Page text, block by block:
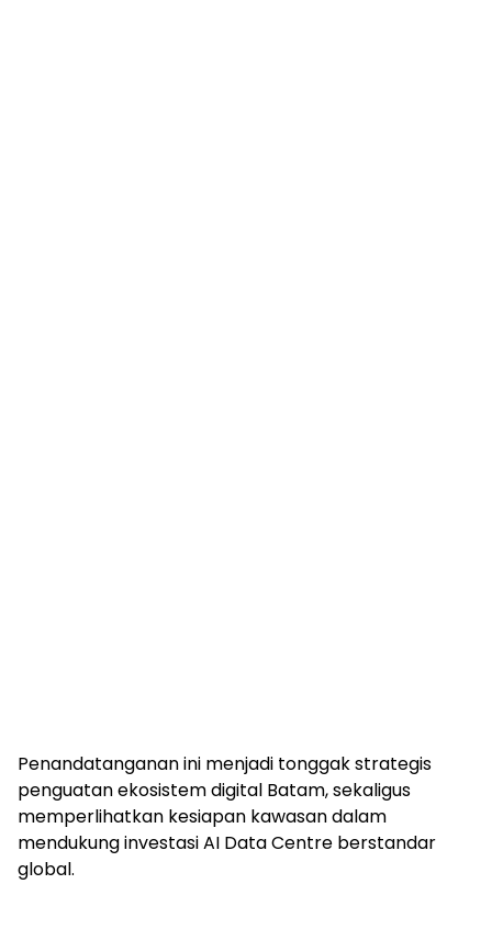
Penandatanganan ini menjadi tonggak strategis
penguatan ekosistem digital Batam, sekaligus
memperlihatkan kesiapan kawasan dalam
mendukung investasi AI Data Centre berstandar
global.